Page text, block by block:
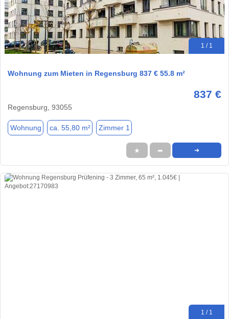
1 / 1
Wohnung zum Mieten in Regensburg 837 € 55.8 m²
837 €
Regensburg, 93055
Wohnung ca. 55,80 m² Zimmer 1
★ ➦ ➜
1 / 1